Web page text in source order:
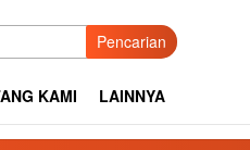
Pencarian
KAMI LAINNYA